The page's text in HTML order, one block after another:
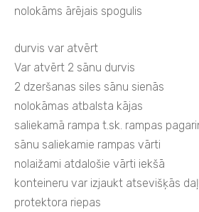
nolokāms ārējais spogulis
durvis var atvērt
Var atvērt 2 sānu durvis
2 dzeršanas siles sānu sienās
nolokāmas atbalsta kājas
saliekamā rampa t.sk. rampas
sānu saliekamie rampas vārti
nolaižami atdalošie vārti iekšā
konteineru var izjaukt atsevišķās
protektora riepas